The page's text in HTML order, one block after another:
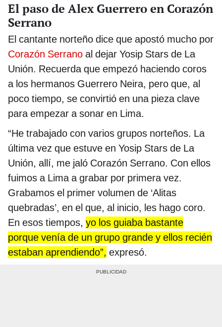
El paso de Alex Guerrero en Corazón
Serrano
El cantante norteño dice que apostó mucho por
Corazón Serrano al dejar Yosip Stars de La
Unión. Recuerda que empezó haciendo coros
a los hermanos Guerrero Neira, pero que, al
poco tiempo, se convirtió en una pieza clave
para empezar a sonar en Lima.
“He trabajado con varios grupos norteños. La
última vez que estuve en Yosip Stars de La
Unión, allí, me jaló Corazón Serrano. Con ellos
fuimos a Lima a grabar por primera vez.
Grabamos el primer volumen de ‘Alitas
quebradas’, en el que, al inicio, les hago coro.
En esos tiempos, yo los guiaba bastante
porque venía de un grupo grande y ellos recién
estaban aprendiendo”, expresó.